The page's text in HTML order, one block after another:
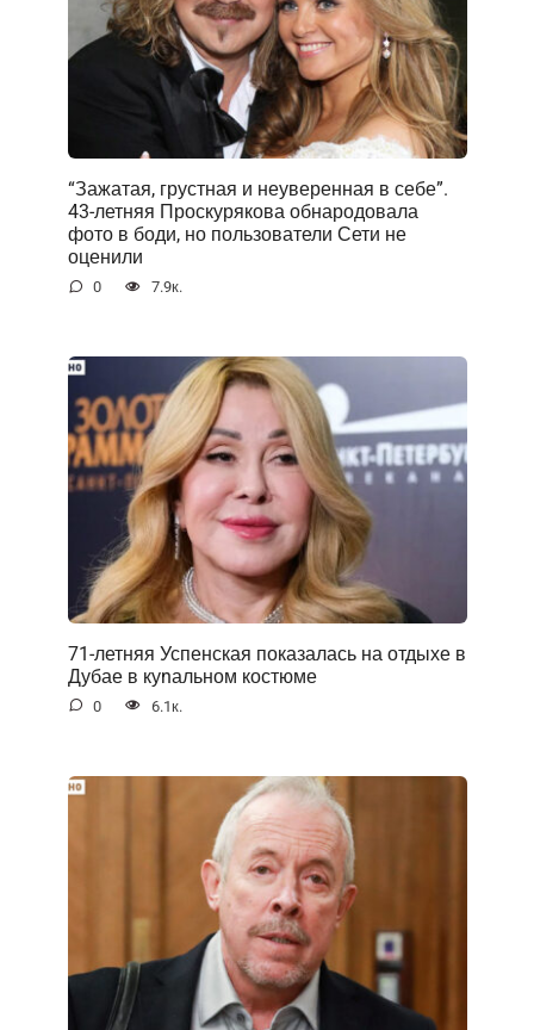
“Зажатая, грустная и неуверенная в себе”.
43-летняя Проскурякова обнародовала
фото в боди, но пользователи Сети не
оценили
0 7.9к.
71-летняя Успенская показалась на отдыхе в
Дубае в куnальном костюме
0 6.1к.